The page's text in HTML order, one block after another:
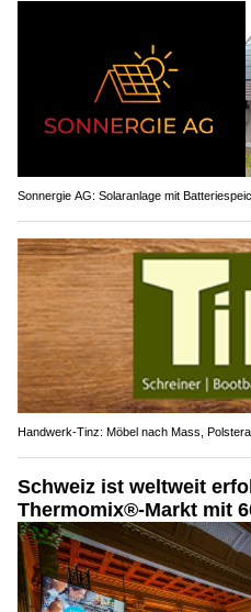
Sonnergie AG: Solaranlage mit
Handwerk-Tinz: Möbel nach Mass,
Schweiz ist weltweit
Thermomix®-Markt mit